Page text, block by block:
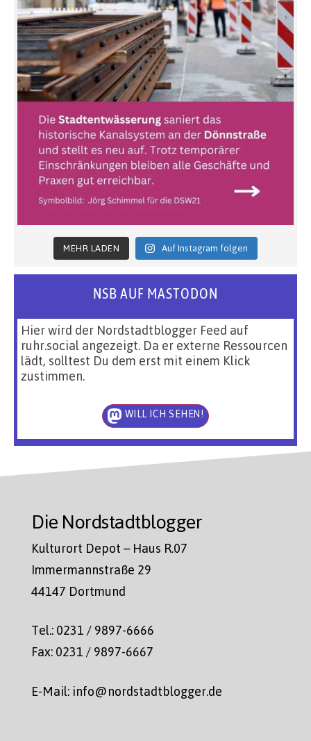
MEHR LADEN Auf Instagram folgen
NSB AUF MASTODON
Hier wird der Nordstadtblogger Feed auf
ruhr.social angezeigt. Da er externe Ressourcen
lädt, solltest Du dem erst mit einem Klick
zustimmen.
WILL ICH SEHEN!
Die Nordstadtblogger
Kulturort Depot – Haus R.07
Immermannstraße 29
44147 Dortmund
Tel.: 0231 / 9897-6666
Fax: 0231 / 9897-6667
E-Mail: info@nordstadtblogger.de